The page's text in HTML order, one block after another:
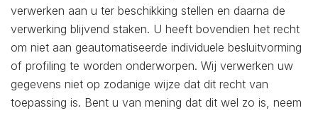
verwerken aan u ter beschikking stellen en daarna de
verwerking blijvend staken. U heeft bovendien het recht
om niet aan geautomatiseerde individuele besluitvorming
of profiling te worden onderworpen. Wij verwerken uw
gegevens niet op zodanige wijze dat dit recht van
toepassing is. Bent u van mening dat dit wel zo is, neem